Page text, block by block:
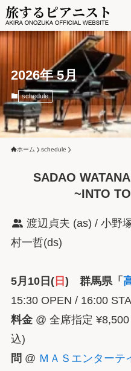
2026年 5月
schedule
ホーム schedule
SADAO
~INTO
渡辺貞夫 (as) / 小野
村一哲(ds)
5月10日(日 ) 群馬県「
15:30 OPEN / 16:00
料金@ 全席指定
込)
問 @ ＭＡＳエンターテ